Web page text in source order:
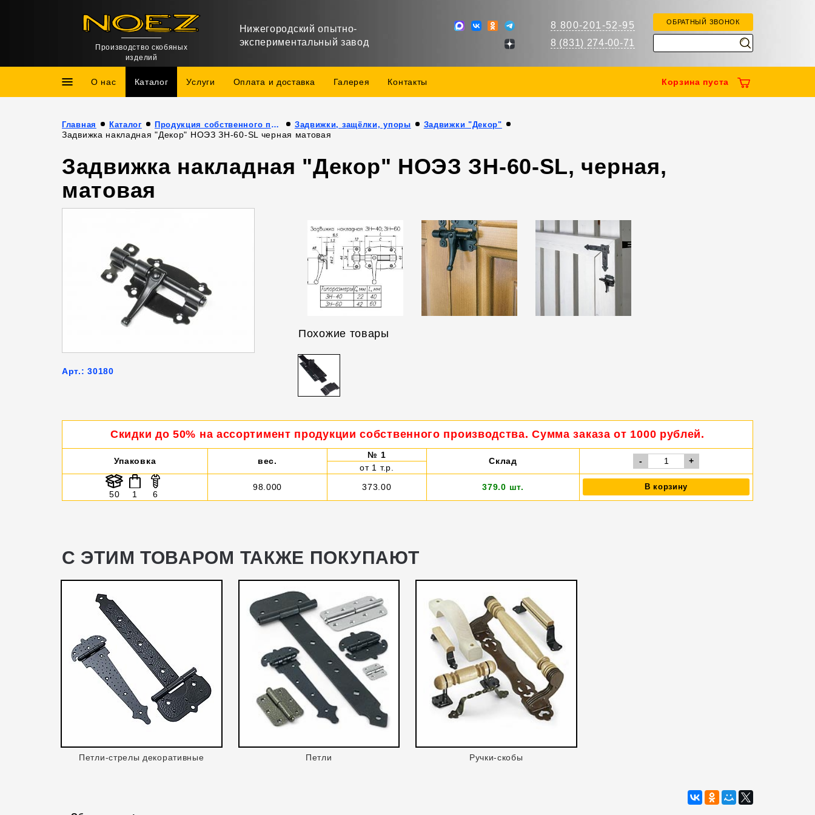
Производство скобяных
изделий
Нижегородский опытно-
экспериментальный завод
8 800-201-52-95
8 (831) 274-00-71
ОБРАТНЫЙ ЗВОНОК
О нас Каталог Услуги Оплата и доставка Галерея Контакты Корзина пуста
Главная Каталог Продукция собственного производства Задвижки, защёлки, упоры Задвижки "Декор"
Задвижка накладная "Декор" НОЭЗ ЗН-60-SL черная матовая
Задвижка накладная "Декор" НОЭЗ ЗН-60-SL, черная,
матовая
Арт.: 30180
Похожие товары
Скидки до 50% на ассортимент продукции собственного производства. Сумма заказа от 1000 рублей.
Упаковка вес.
№ 1
Склад - +
от 1 т.р.
50 1 6
98.000 373.00 379.0 шт. В корзину
С ЭТИМ ТОВАРОМ ТАКЖЕ ПОКУПАЮТ
Петли-стрелы декоративные Петли Ручки-скобы